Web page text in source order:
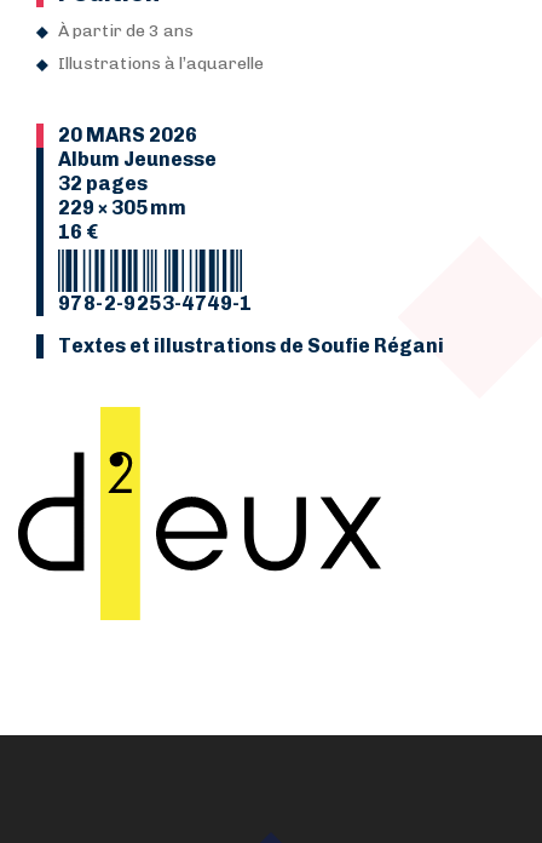
À partir de 3 ans
Illustrations à l’aquarelle
20 MARS 2026
Album Jeunesse
32 pages
229 × 305 mm
16 €
978-2-9253-4749-1
Textes et illustrations de Soufie Régani